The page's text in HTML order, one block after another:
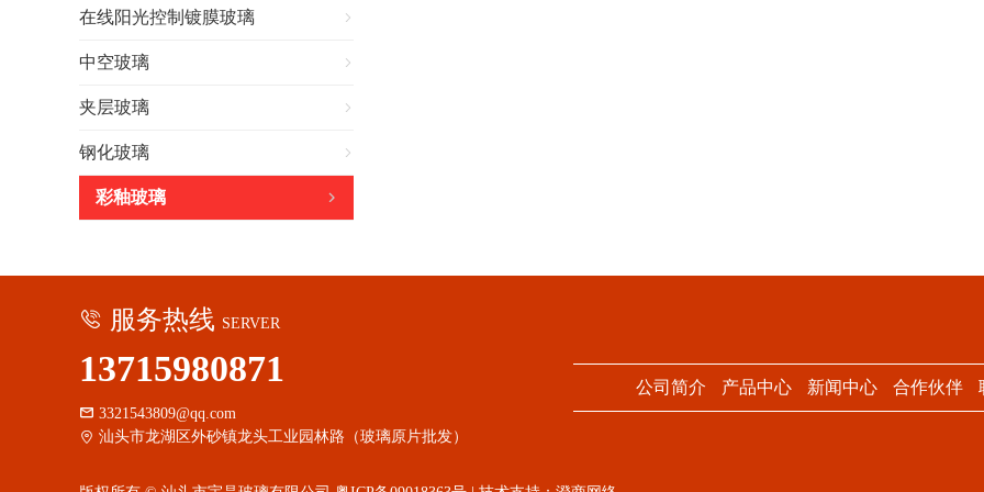

在线阳光控制镀膜玻璃

中空玻璃

夹层玻璃

钢化玻璃

彩釉玻璃
 服务热线 SERVER
13715980871
 3321543809@qq.com
 汕头市龙湖区外砂镇龙头工业园林路（玻璃原片批发）
公司简介 产品中心 新闻中心 合作伙伴